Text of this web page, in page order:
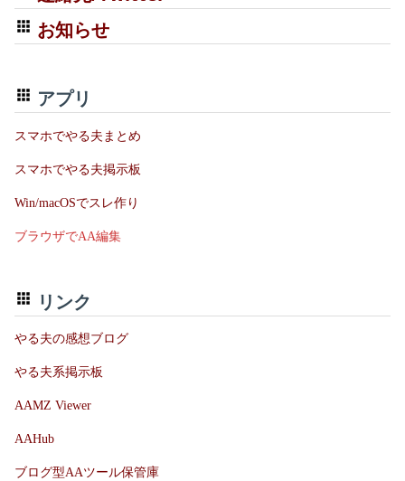
お知らせ
アプリ
スマホでやる夫まとめ
スマホでやる夫掲示板
Win/macOSでスレ作り
ブラウザでAA編集
リンク
やる夫の感想ブログ
やる夫系掲示板
AAMZ Viewer
AAHub
ブログ型AAツール保管庫